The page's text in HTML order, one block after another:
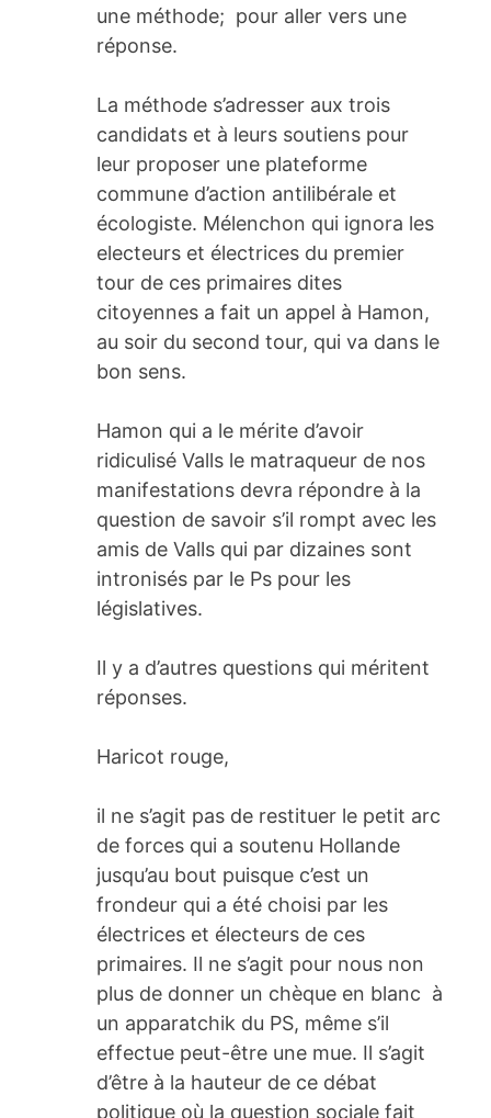
une méthode; pour aller vers une
réponse.
La méthode s’adresser aux trois
candidats et à leurs soutiens pour
leur proposer une plateforme
commune d’action antilibérale et
écologiste. Mélenchon qui ignora les
electeurs et électrices du premier
tour de ces primaires dites
citoyennes a fait un appel à Hamon,
au soir du second tour, qui va dans le
bon sens.
Hamon qui a le mérite d’avoir
ridiculisé Valls le matraqueur de nos
manifestations devra répondre à la
question de savoir s’il rompt avec les
amis de Valls qui par dizaines sont
intronisés par le Ps pour les
législatives.
Il y a d’autres questions qui méritent
réponses.
Haricot rouge,
il ne s’agit pas de restituer le petit arc
de forces qui a soutenu Hollande
jusqu’au bout puisque c’est un
frondeur qui a été choisi par les
électrices et électeurs de ces
primaires. Il ne s’agit pour nous non
plus de donner un chèque en blanc à
un apparatchik du PS, même s’il
effectue peut-être une mue. Il s’agit
d’être à la hauteur de ce débat
politique où la question sociale fait